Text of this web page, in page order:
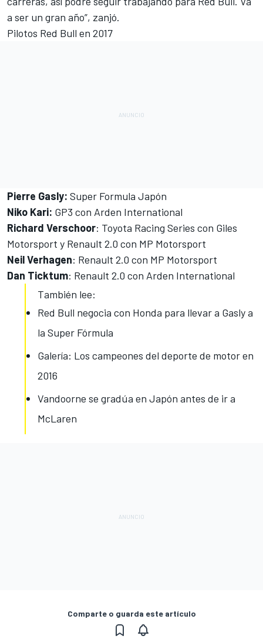
a ser un gran año”, zanjó.
Pilotos Red Bull en 2017
Pierre Gasly: Super Formula Japón
Niko Kari: GP3 con Arden International
Richard Verschoor: Toyota Racing Series con Giles
Motorsport y Renault 2.0 con MP Motorsport
Neil Verhagen: Renault 2.0 con MP Motorsport
Dan Ticktum: Renault 2.0 con Arden International
También lee:
Red Bull negocia con Honda para llevar a Gasly a
la Super Fórmula
Galería: Los campeones del deporte de motor en
2016
Vandoorne se gradúa en Japón antes de ir a
McLaren
Comparte o guarda este artículo